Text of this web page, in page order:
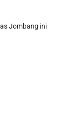
Jombang ini